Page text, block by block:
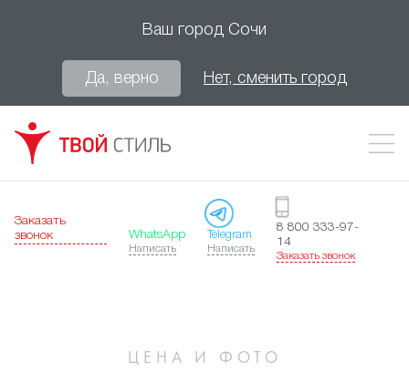
Ваш город Сочи
Да, верно Нет, сменить город
Заказать
звонок
WhatsApp
Написать
Telegram
Написать
8 800 333-97-
14
Заказать звонок
ЦЕНА И ФОТО